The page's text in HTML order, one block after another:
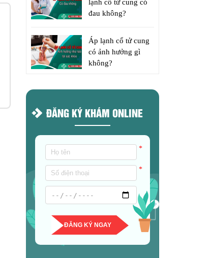
lạnh cổ tử cung có
đau không?
Áp lạnh cổ tử cung
có ảnh hưởng gì
không?
ĐĂNG KÝ KHÁM ONLINE
*
*
ĐĂNG KÝ NGAY